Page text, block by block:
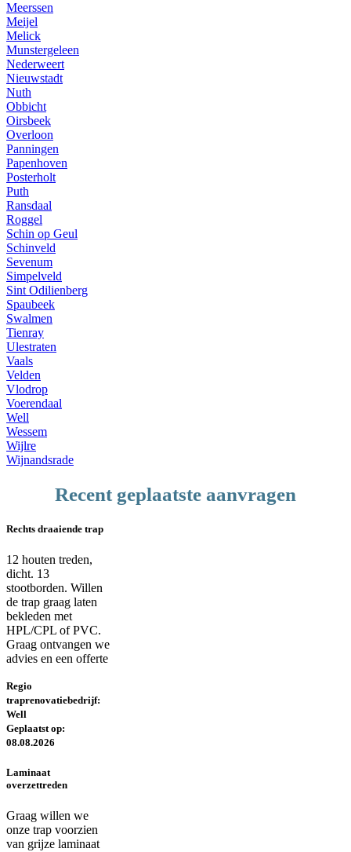
Meerssen
Meijel
Melick
Munstergeleen
Nederweert
Nieuwstadt
Nuth
Obbicht
Oirsbeek
Overloon
Panningen
Papenhoven
Posterholt
Puth
Ransdaal
Roggel
Schin op Geul
Schinveld
Sevenum
Simpelveld
Sint Odilienberg
Spaubeek
Swalmen
Tienray
Ulestraten
Vaals
Velden
Vlodrop
Voerendaal
Well
Wessem
Wijlre
Wijnandsrade
Recent geplaatste aanvragen
Rechts draaiende trap
12 houten treden,
dicht. 13
stootborden. Willen
de trap graag laten
bekleden met
HPL/CPL of PVC.
Graag ontvangen we
advies en een offerte
Regio
traprenovatiebedrijf:
Well
Geplaatst op:
08.08.2026
Laminaat
overzettreden
Graag willen we
onze trap voorzien
van grijze laminaat